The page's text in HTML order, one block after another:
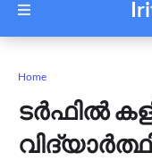
Home
ടർഫിൽ